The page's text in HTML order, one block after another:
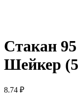
Стакан
Шейкер
8.74 ₽